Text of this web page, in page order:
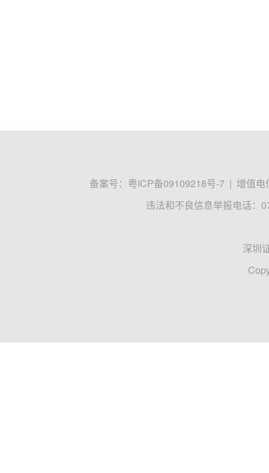
备案号： 粤ICP备09109218号-7 | 增值电
违法和不良信息举报电话：
深圳